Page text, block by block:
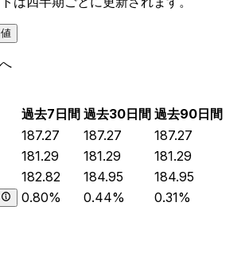
過去7日間 過去30日間 過去90日間
187.27 187.27
187.27
181.29 181.29
181.29
182.82 184.95
184.95
0.80% 0.44% 0.31%